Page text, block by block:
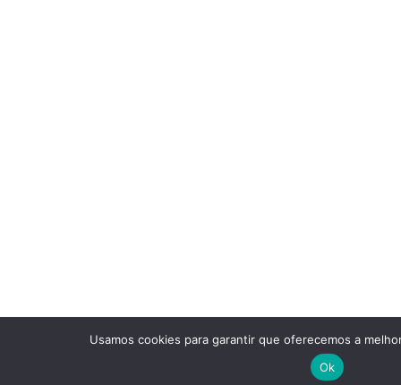
Usamos cookies para garantir que oferecemos a
Ok